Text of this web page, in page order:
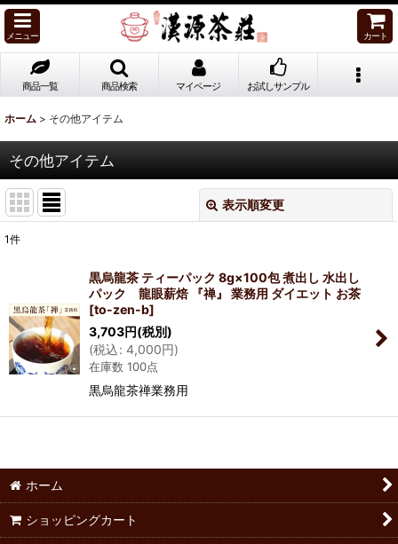
メニュー カート
商品一覧 商品検索 マイページ お試しサンプル
ホーム > その他アイテム
その他アイテム
表示順変更
並び順:
絞り込む
1件
黒烏龍茶 ティーパック 8g×100包 煮出し 水出し
パック 龍眼薪焙 『禅』 業務用 ダイエット お茶
[to-zen-b]
3,703円(税別)
(税込: 4,000円)
在庫数 100点
黒烏龍茶禅業務用
ホーム
ショッピングカート